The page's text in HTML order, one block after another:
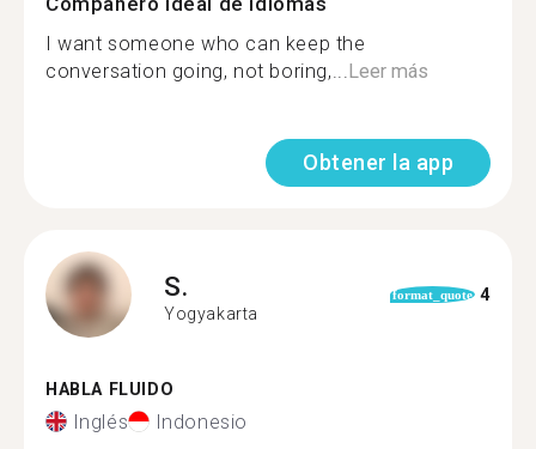
I want someone who can keep the
conversation going, not boring,...Leer más
Obtener la app
S.
Yogyakarta
format_quote 4
HABLA FLUIDO
Inglés Indonesio